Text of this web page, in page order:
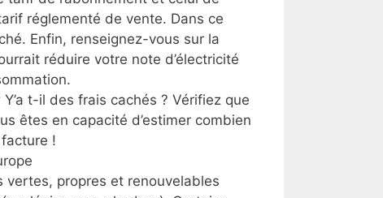
réglementé de vente. Dans ce
Enfin, renseignez-vous sur la
réduire votre note d’électricité
t-il des frais cachés ? Vérifiez que
êtes en capacité d’estimer combien
!
vertes, propres et renouvelables